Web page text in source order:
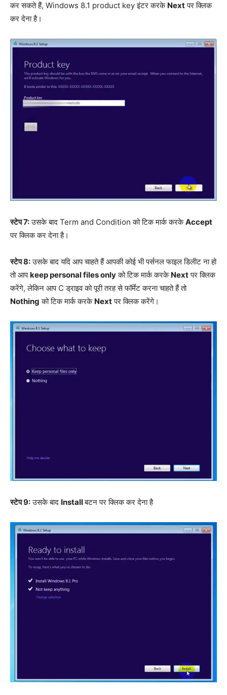
कर सकते हैं, Windows 8.1 product key इंटर करके Nextपर क्लिक
कर देना है।
स्टेप 7:उसके बाद Term and Condition को टिक मार्क करकेAccept
पर क्लिक कर देना है।
स्टेप 8:उसके बाद यदि आप चाहते हैं आपकी कोई भी पर्सनल फाइल डिलीट ना हो
तो आपkeep personal files onlyको टिक मार्क करके Nextपर क्लिक
करेंगे, लेकिन आप C ड्राइव को पूरी तरह से फॉर्मेट करना चाहते हैं तो
Nothing को टिक मार्क करके Nextपर क्लिक करेंगे।
स्टेप 9:उसके बाद Installबटन पर क्लिक कर देना है